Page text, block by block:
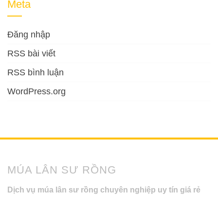
Meta
Đăng nhập
RSS bài viết
RSS bình luận
WordPress.org
MÚA LÂN SƯ RỒNG
Dịch vụ múa lân sư rồng chuyên nghiệp uy tín giá rẻ